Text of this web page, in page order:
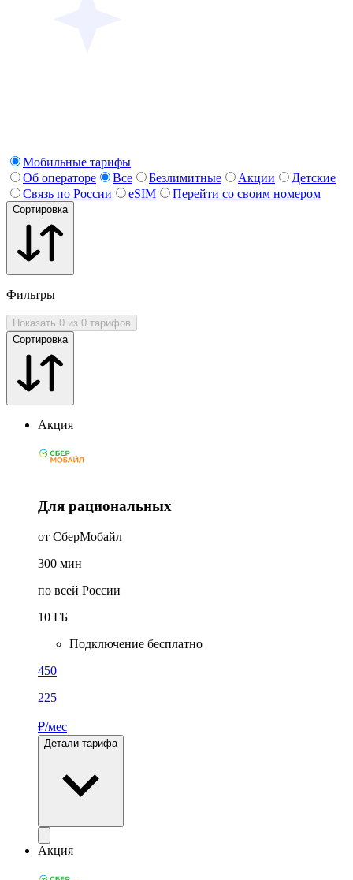
Мобильные тарифы
Об операторе
Все Безлимитные Акции
Детские
Связь по России
eSIM Перейти со своим номером
Сортировка
Фильтры
Показать 0 из 0 тарифов
Сортировка
Акция
Для рациональных
от СберМобайл
300 мин
по всей России
10 ГБ
Подключение бесплатно
450
225
₽/мес
Детали тарифа
Акция